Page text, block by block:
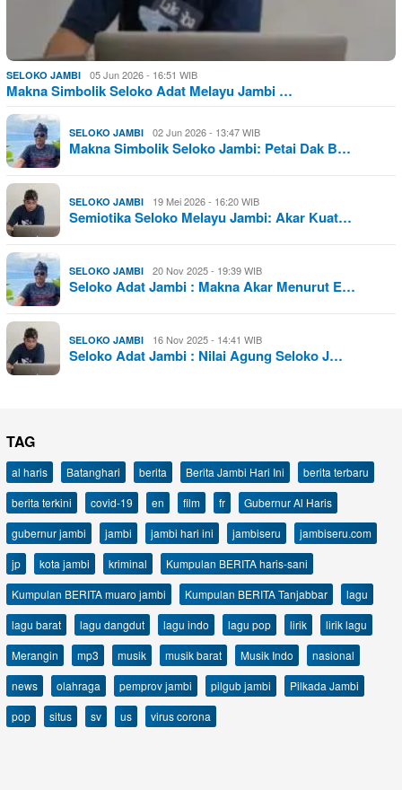
SELOKO JAMBI 05 Jun 2026 - 16:51 WIB
Makna Simbolik Seloko Adat Melayu Jambi …
SELOKO JAMBI 02 Jun 2026 - 13:47 WIB
Makna Simbolik Seloko Jambi: Petai Dak B…
SELOKO JAMBI 19 Mei 2026 - 16:20 WIB
Semiotika Seloko Melayu Jambi: Akar Kuat…
SELOKO JAMBI 20 Nov 2025 - 19:39 WIB
Seloko Adat Jambi : Makna Akar Menurut E…
SELOKO JAMBI 16 Nov 2025 - 14:41 WIB
Seloko Adat Jambi : Nilai Agung Seloko J…
TAG
al haris Batanghari berita Berita Jambi Hari Ini
berita terbaru
berita terkini
covid-19 en film fr
Gubernur Al Haris
gubernur jambi
jambi jambi hari ini jambiseru
jambiseru.com
jp
kota jambi kriminal
Kumpulan BERITA haris-sani
Kumpulan BERITA muaro jambi
Kumpulan BERITA Tanjabbar
lagu
lagu barat
lagu dangdut lagu indo lagu pop lirik
lirik lagu
Merangin
mp3 musik musik barat Musik Indo
nasional
news
olahraga pemprov jambi pilgub jambi
Pilkada Jambi
pop
situs sv us virus corona